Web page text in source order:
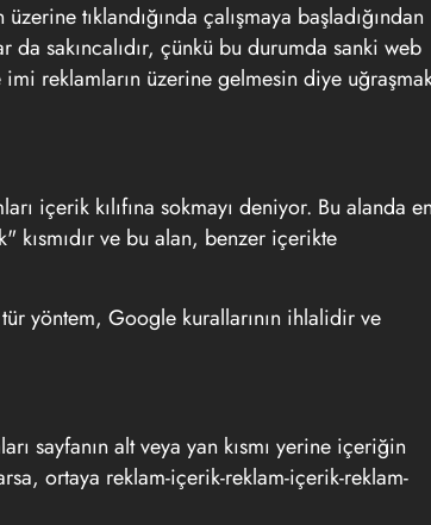
tıklandığında çalışmaya başladığından
sakıncalıdır, çünkü bu durumda sanki web
imi reklamların üzerine gelmesin diye
içerik kılıfına sokmayı deniyor. Bu alanda
ve bu alan, benzer içerikte
yöntem, Google kurallarının ihlalidir ve
sayfanın alt veya yan kısmı yerine içeriğin
ortaya reklam-içerik-reklam-içerik-reklam-